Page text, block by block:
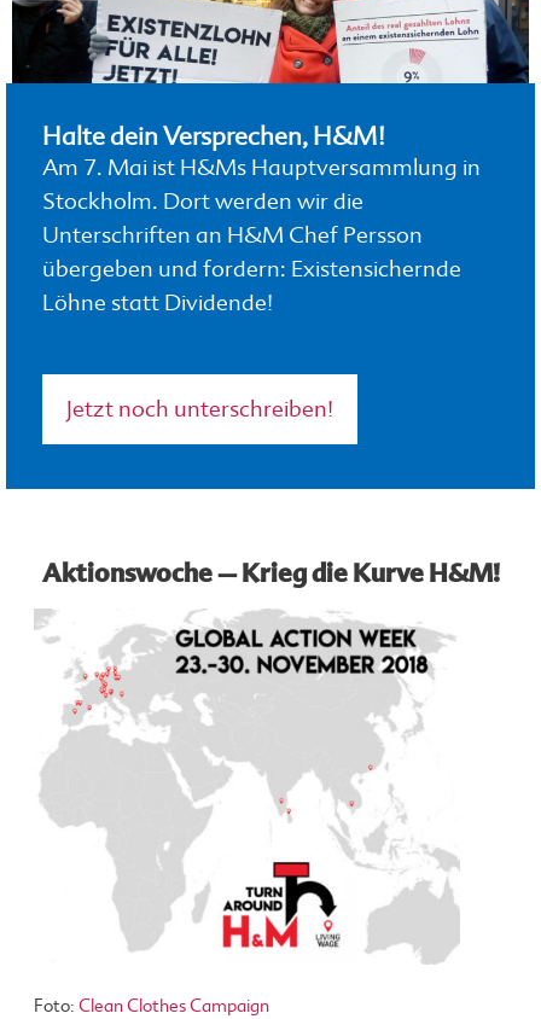
Halte dein Versprechen, H&M!
Am 7. Mai ist H&Ms Hauptversammlung in
Stockholm. Dort werden wir die
Unterschriften an H&M Chef Persson
übergeben und fordern: Existensichernde
Löhne statt Dividende!
Jetzt noch unterschreiben!
Aktionswoche – Krieg die Kurve H&M!
Foto: Clean Clothes Campaign